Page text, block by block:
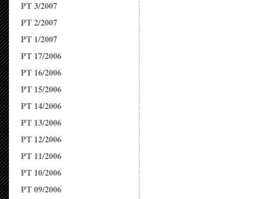
PT 3/2007
PT 2/2007
PT 1/2007
PT 17/2006
PT 16/2006
PT 15/2006
PT 14/2006
PT 13/2006
PT 12/2006
PT 11/2006
PT 10/2006
PT 09/2006